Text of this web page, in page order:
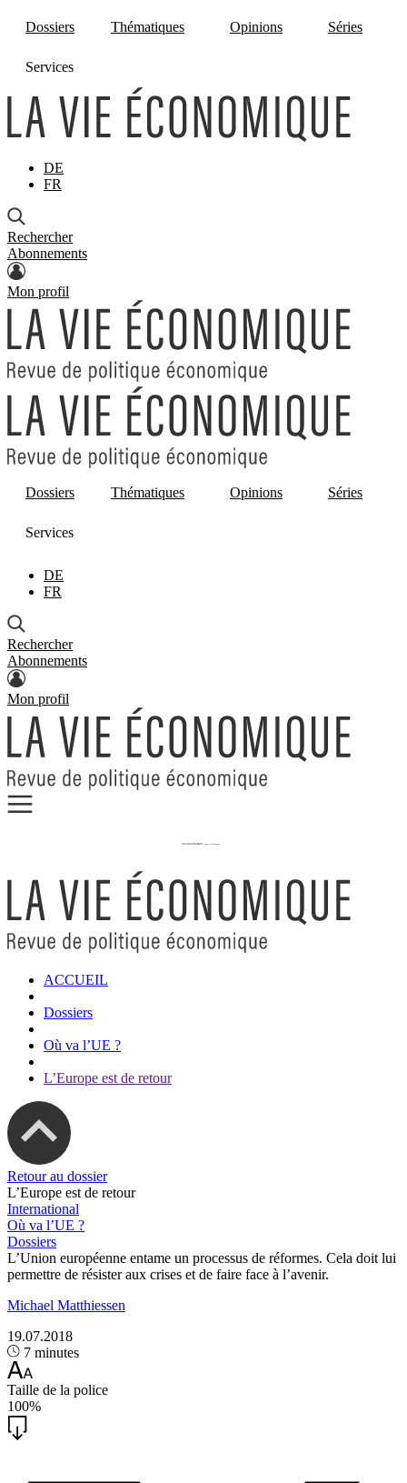
Dossiers Thématiques Opinions Séries
Services
DE
FR
Rechercher
Abonnements
Mon profil
Dossiers Thématiques Opinions Séries
Services
DE
FR
Rechercher
Abonnements
Mon profil
ACCUEIL
Dossiers
Où va l’UE ?
L’Europe est de retour
Retour au dossier
L’Europe est de retour
International
Où va l’UE ?
Dossiers
L’Union européenne entame un processus de réformes. Cela doit lui
permettre de résister aux crises et de faire face à l’avenir.
Michael Matthiessen
19.07.2018
7 minutes
Taille de la police
100%